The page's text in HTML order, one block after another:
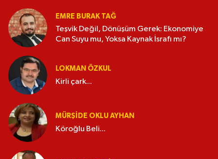
EMRE BURAK TAĞ
Teşvik Değil, Dönüşüm Gerek: Ekonomiye
Can Suyu mu, Yoksa Kaynak İsrafı mı?
LOKMAN ÖZKUL
Kirli çark...
MÜRŞIDE OKLU AYHAN
Köroğlu Beli...